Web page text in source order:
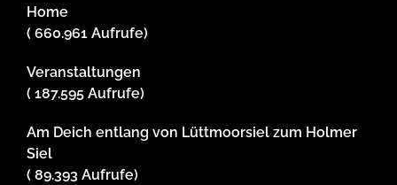
Home
( 660.961 Aufrufe)
Veranstaltungen
( 187.595 Aufrufe)
Am Deich entlang von Lüttmoorsiel zum Holmer
Siel
( 89.393 Aufrufe)